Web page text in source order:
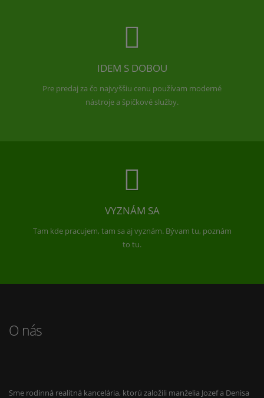
IDEM S DOBOU
Pre predaj za čo najvyššiu cenu používam moderné
nástroje a špičkové služby.
VYZNÁM SA
Tam kde pracujem, tam sa aj vyznám. Bývam tu, poznám
to tu.
O nás
Sme rodinná realitná kancelária, ktorú založili manželia Jozef a Denisa